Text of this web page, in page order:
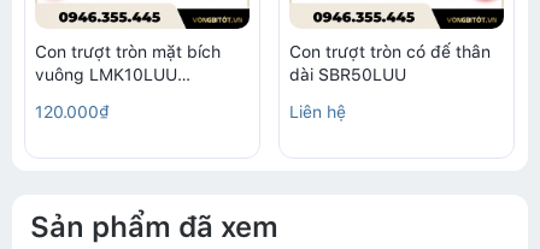
Con trượt tròn mặt bích
vuông LMK10LUU
120.000₫
Con trượt tròn có đế thân
dài SBR50LUU
Liên hệ
Sản phẩm đã xem